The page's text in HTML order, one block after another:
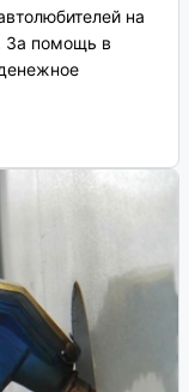
на
За помощь в